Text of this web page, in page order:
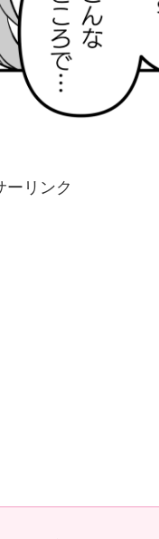
ーリンク